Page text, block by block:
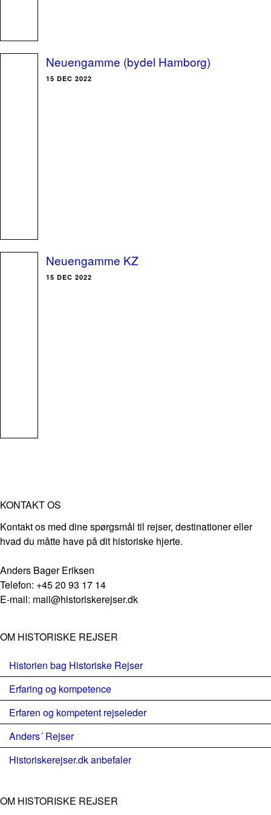
Neuengamme (bydel Hamborg)
15 DEC 2022
Neuengamme KZ
15 DEC 2022
KONTAKT OS
Kontakt os med dine spørgsmål til rejser, destinationer eller
hvad du måtte have på dit historiske hjerte.
Anders Bager Eriksen
Telefon: +45 20 93 17 14
E-mail: mail@historiskerejser.dk
OM HISTORISKE REJSER
Historien bag Historiske Rejser
Erfaring og kompetence
Erfaren og kompetent rejseleder
Anders´ Rejser
Historiskerejser.dk anbefaler
OM HISTORISKE REJSER